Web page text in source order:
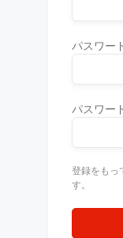
パスワー
パスワー
登録をもっ
す。